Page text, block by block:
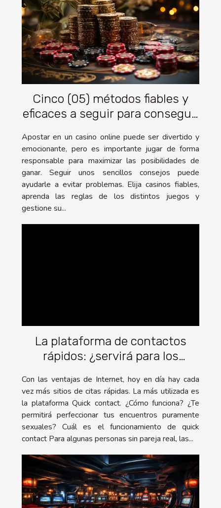
Cinco (05) métodos fiables y
eficaces a seguir para conseguir
casino en línea
Apostar en un casino online puede ser divertido y
emocionante, pero es importante jugar de forma
responsable para maximizar las posibilidades de
ganar. Seguir unos sencillos consejos puede
ayudarle a evitar problemas. Elija casinos fiables,
aprenda las reglas de los distintos juegos y
gestione su...
La plataforma de contactos
rápidos: ¿servirá para los
Con las ventajas de Internet, hoy en día hay cada
vez más sitios de citas rápidas. La más utilizada es
la plataforma Quick contact. ¿Cómo funciona? ¿Te
permitirá perfeccionar tus encuentros puramente
sexuales? Cuál es el funcionamiento de quick
contact Para algunas personas sin pareja real, las...